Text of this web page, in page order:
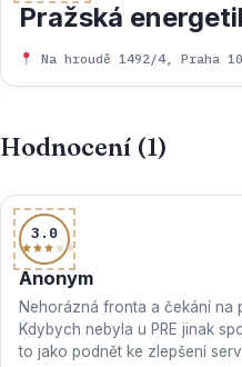
Pražská
Na hroudě 1492/4, Praha
Hodnocení (1)
3.0
Anonym
Nehorázná fronta a čekání na
Kdybych nebyla u PRE jinak
to jako podnět ke zlepšení